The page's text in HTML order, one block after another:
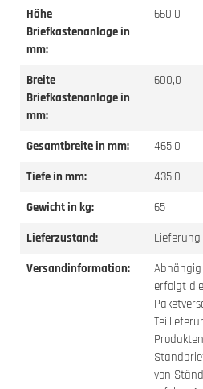
Höhe
Briefkastenanlage in
mm:
660,0
Breite
Briefkastenanlage in
mm:
600,0
Gesamtbreite in mm:
465,0
Tiefe in mm:
435,0
Gewicht in kg:
65
Lieferzustand:
Versandinformation:
erfolgt
von